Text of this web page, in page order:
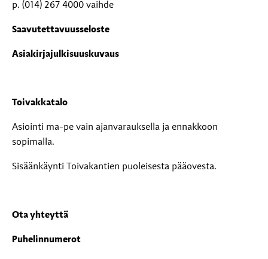
p. (014) 267 4000 vaihde
Saavutettavuusseloste
Asiakirjajulkisuuskuvaus
Toivakkatalo
Asiointi ma-pe vain ajanvarauksella ja ennakkoon
sopimalla.
Sisäänkäynti Toivakantien puoleisesta pääovesta.
Ota yhteyttä
Puhelinnumerot